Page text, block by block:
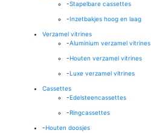
-Stapelbare cassettes
-Inzetbakjes hoog en laag
Verzamel vitrines
-Aluminium verzamel vitrines
-Houten verzamel vitrines
-Luxe verzamel vitrines
Cassettes
-Edelsteencassettes
-Ringcassettes
-Houten doosjes